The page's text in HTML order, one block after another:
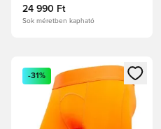
24 990 Ft
Sok méretben kapható
Megnyit egy modált a
-31%